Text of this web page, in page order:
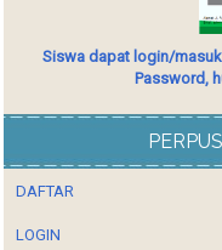
Siswa dapat login/
Password,
DAFTAR
LOGIN